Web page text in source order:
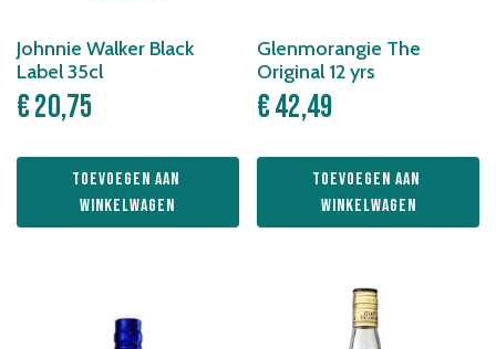
Johnnie Walker Black
Label 35cl
€20,75
Toevoegen aan
winkelwagen
Glenmorangie The
Original 12 yrs
€42,49
Toevoegen aan
winkelwagen